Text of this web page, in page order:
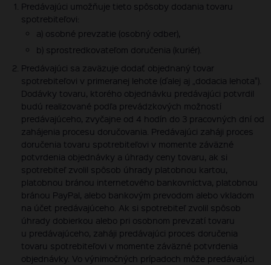
Predávajúci umožňuje tieto spôsoby dodania tovaru
spotrebiteľovi:
a) osobné prevzatie (osobný odber),
b) sprostredkovateľom doručenia (kuriér).
Predávajúci sa zaväzuje dodať objednaný tovar
spotrebiteľovi v primeranej lehote (ďalej aj „dodacia lehota").
Dodávky tovaru, ktorého objednávku predávajúci potvrdil
budú realizované podľa prevádzkových možností
predávajúceho, zvyčajne od 4 hodín do 3 pracovných dní od
zahájenia procesu doručovania. Predávajúci zaháji proces
doručenia tovaru spotrebiteľovi v momente záväzné
potvrdenia objednávky a úhrady ceny tovaru, ak si
spotrebiteľ zvolil spôsob úhrady platobnou kartou,
platobnou bránou internetového bankovníctva, platobnou
bránou PayPal, alebo bankovým prevodom alebo vkladom
na účet predávajúceho. Ak si spotrebiteľ zvolil spôsob
úhrady dobierkou alebo pri osobnom prevzatí tovaru
u predávajúceho, zaháji predávajúci proces doručenia
tovaru spotrebiteľovi v momente záväzné potvrdenia
objednávky. Vo výnimočných prípadoch môže predávajúci